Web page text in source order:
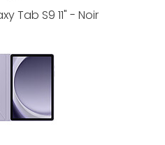
Tab S9 11" - Noir